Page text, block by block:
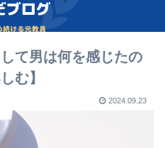
て男は何を感じたの
む】
2024.09.23